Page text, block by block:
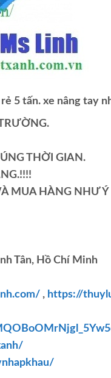
5 tấn. xe nâng tay
THỜI GIAN.
MUA HÀNG NHƯ Ý
Tân, Hồ Chí Minh
, https://